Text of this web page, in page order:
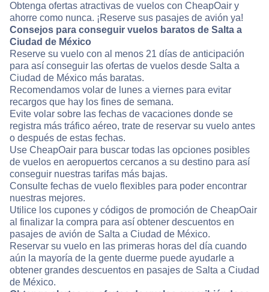
Obtenga ofertas atractivas de vuelos con CheapOair y
ahorre como nunca. ¡Reserve sus pasajes de avión ya!
Consejos para conseguir vuelos baratos de Salta a
Ciudad de México
Reserve su vuelo con al menos 21 días de anticipación
para así conseguir las ofertas de vuelos desde Salta a
Ciudad de México más baratas.
Recomendamos volar de lunes a viernes para evitar
recargos que hay los fines de semana.
Evite volar sobre las fechas de vacaciones donde se
registra más tráfico aéreo, trate de reservar su vuelo antes
o después de estas fechas.
Use CheapOair para buscar todas las opciones posibles
de vuelos en aeropuertos cercanos a su destino para así
conseguir nuestras tarifas más bajas.
Consulte fechas de vuelo flexibles para poder encontrar
nuestras mejores.
Utilice los cupones y códigos de promoción de CheapOair
al finalizar la compra para así obtener descuentos en
pasajes de avión de Salta a Ciudad de México.
Reservar su vuelo en las primeras horas del día cuando
aún la mayoría de la gente duerme puede ayudarle a
obtener grandes descuentos en pasajes de Salta a Ciudad
de México.